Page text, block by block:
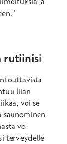
rutiinisi
liian
voi se
saunominen
voi
terveydelle